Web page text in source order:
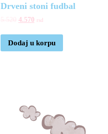
Drveni stoni fudbal
4.570 rsd
Dodaj u korpu